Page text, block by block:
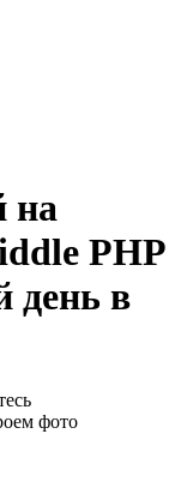
на
PHP
день в
фото